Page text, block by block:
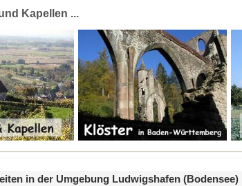
Kapellen ...
in der Umgebung Ludwigshafen (Bodensee)